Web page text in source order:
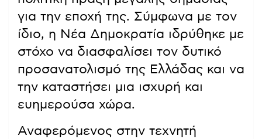
για την εποχή της. Σύμφωνα με τον
ίδιο, η Νέα Δημοκρατία ιδρύθηκε με
στόχο να διασφαλίσει τον δυτικό
προσανατολισμό της Ελλάδας και να
την καταστήσει μια ισχυρή και
ευημερούσα χώρα.
Αναφερόμενος στην τεχνητή